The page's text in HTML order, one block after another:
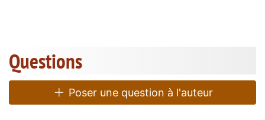
Questions
Poser une question à l'auteur